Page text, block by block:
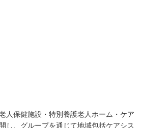
人保健施設・特別養護老人ホーム・ケア
し、グループを通じて地域包括ケアシス